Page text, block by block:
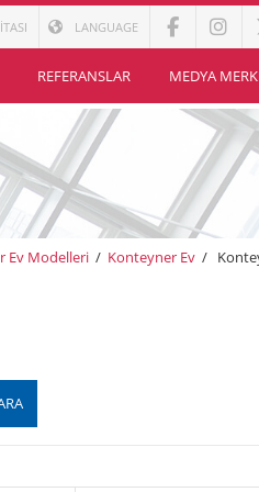
LANGUAGE
REFERANSLAR MEDYA
Ev Modelleri / Konteyner Ev /